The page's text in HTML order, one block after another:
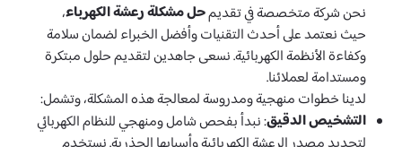
نحن شركة متخصصة في تقديمحل مشكلة رعشة الكهرباء،
حيث نعتمد على أحدث التقنيات وأفضل الخبراء لضمان سلامة
وكفاءة الأنظمة الكهربائية. نسعى جاهدين لتقديم حلول مبتكرة
ومستدامة لعملائنا.
لدينا خطوات منهجية ومدروسة لمعالجة هذه المشكلة، وتشمل:
التشخيص الدقيق: نبدأ بفحص شامل ومنهجي للنظام الكهربائي